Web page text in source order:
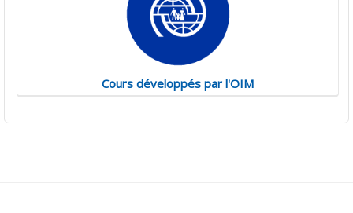
Cours développés par l'OIM